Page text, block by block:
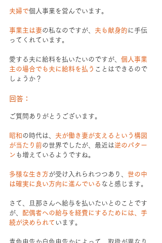
夫婦で個人事業を営んでいます。
事業主は妻の私なのですが、 夫も献身的 に手伝
ってくれています。
愛する夫に給料を払いたいのですが、 個人事業
主の場合でも夫に給料を払う ことはできるので
しょうか？
回答：
ご質問ありがとうございます。
昭和の時代は、 夫が働き妻が支えるという構図
が当たり前の世界でしたが、最近は逆のパター
ン も増えているようですね。
多様な生き方が受け入れられつつあり、 世の中
は確実に良い方向に進んでいる なと感じます。
さて、旦那さんへ給与を払いたいとのことです
が、 配偶者への給与を経費にするためには、手
続が決められて います。